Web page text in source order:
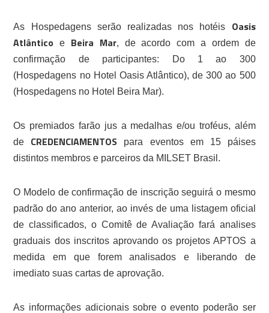
As Hospedagens serão realizadas nos hotéis Oasis
Atlântico e Beira Mar, de acordo com a ordem de
confirmação de participantes: Do 1 ao 300
(Hospedagens no Hotel Oasis Atlântico), de 300 ao 500
(Hospedagens no Hotel Beira Mar).
Os premiados farão jus a medalhas e/ou troféus, além
de CREDENCIAMENTOS para eventos em 15 páises
distintos membros e parceiros da MILSET Brasil.
O Modelo de confirmação de inscrição seguirá o mesmo
padrão do ano anterior, ao invés de uma listagem oficial
de classificados, o Comitê de Avaliação fará analises
graduais dos inscritos aprovando os projetos APTOS a
medida em que forem analisados e liberando de
imediato suas cartas de aprovação.
As informações adicionais sobre o evento poderão ser